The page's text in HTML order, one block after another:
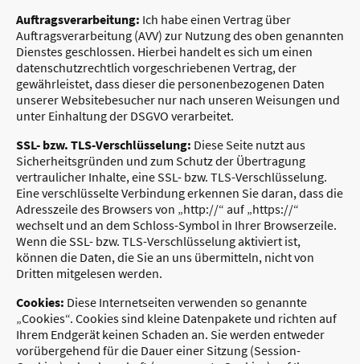
Auftragsverarbeitung: Ich habe einen Vertrag über
Auftragsverarbeitung (AVV) zur Nutzung des oben genannten
Dienstes geschlossen. Hierbei handelt es sich um einen
datenschutzrechtlich vorgeschriebenen Vertrag, der
gewährleistet, dass dieser die personenbezogenen Daten
unserer Websitebesucher nur nach unseren Weisungen und
unter Einhaltung der DSGVO verarbeitet.
SSL- bzw. TLS-Verschlüsselung: Diese Seite nutzt aus
Sicherheitsgründen und zum Schutz der Übertragung
vertraulicher Inhalte, eine SSL- bzw. TLS-Verschlüsselung.
Eine verschlüsselte Verbindung erkennen Sie daran, dass die
Adresszeile des Browsers von „http://“ auf „https://“
wechselt und an dem Schloss-Symbol in Ihrer Browserzeile.
Wenn die SSL- bzw. TLS-Verschlüsselung aktiviert ist,
können die Daten, die Sie an uns übermitteln, nicht von
Dritten mitgelesen werden.
Cookies: Diese Internetseiten verwenden so genannte
„Cookies“. Cookies sind kleine Datenpakete und richten auf
Ihrem Endgerät keinen Schaden an. Sie werden entweder
vorübergehend für die Dauer einer Sitzung (Session-